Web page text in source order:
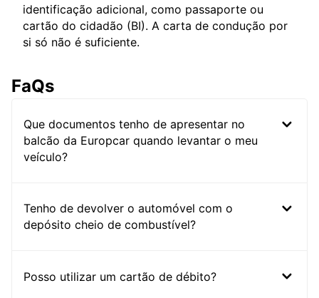
identificação adicional, como passaporte ou
cartão do cidadão (BI). A carta de condução por
si só não é suficiente.
FaQs
Que documentos tenho de apresentar no
balcão da Europcar quando levantar o meu
veículo?
Tenho de devolver o automóvel com o
depósito cheio de combustível?
Posso utilizar um cartão de débito?